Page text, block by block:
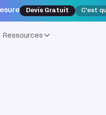
Devis Gratuit C'est
Ressources